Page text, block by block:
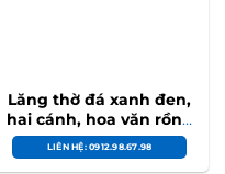
Lăng thờ đá xanh đen,
hai cánh, hoa văn rồng
phượng – NB 48
LIÊN HỆ: 0912.98.67.98